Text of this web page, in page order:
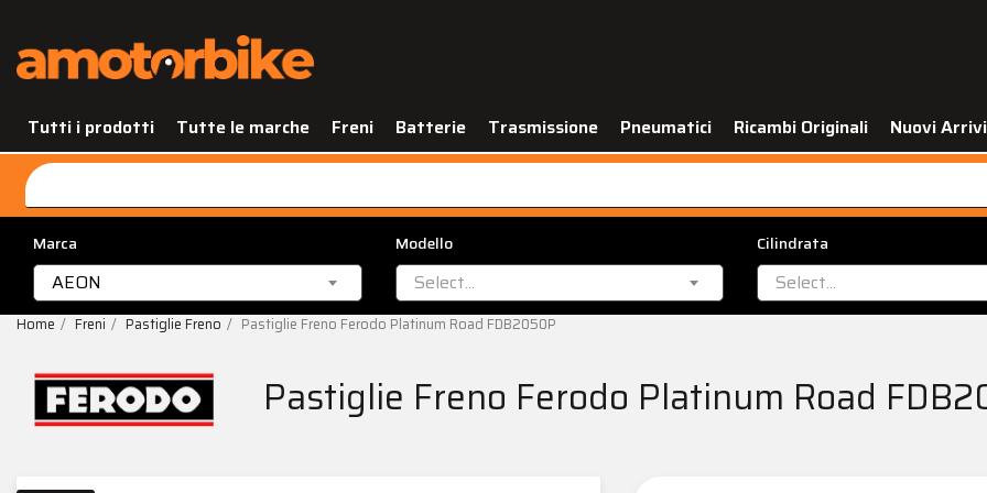
Tutti i prodotti Tutte le marche Freni Batterie Trasmissione Pneumatici Ricambi Originali Nuovi Arrivi
Marca
AEON
Modello
Select...
Cilindrata
Select...
Home Freni Pastiglie Freno Pastiglie Freno Ferodo Platinum Road FDB2050P
Pastiglie Freno Ferodo Platinum Road